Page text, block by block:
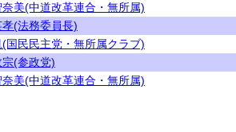
美(中道改革連合・無所属)
(法務委員長)
国民民主党・無所属クラブ)
(参政党)
美(中道改革連合・無所属)